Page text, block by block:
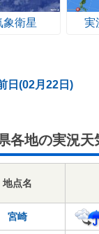
象衛星 実
日(02月22日)
各地の実況天
地点名
宮崎